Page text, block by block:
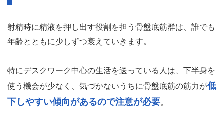
射精時に精液を押し出す役割を担う骨盤底筋群は、誰でも
年齢とともに少しずつ衰えていきます。
特にデスクワーク中心の生活を送っている人は、下半身を
使う機会が少なく、気づかないうちに骨盤底筋の筋力が低
下しやすい傾向があるので注意が必要。